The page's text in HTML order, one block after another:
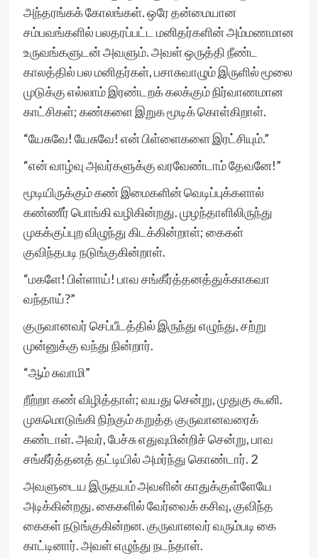
அந்தரங்கக் கோலங்கள். ஒரே தன்மையான
சம்பவங்களில் பலதரப்பட்ட மனிதர்களின் அம்மணமான
உருவங்களுடன் அவளும். அவள் ஒருத்தி நீண்ட
காலத்தில் பல மனிதர்கள், பசாசுவாழும் இருளில் மூலை
முடுக்கு எல்லாம் இரண்டறக் கலக்கும் நிர்வாணமான
காட்சிகள்; கண்களை இறுக மூடிக் கொள்கிறாள்.
“யேசுவே! யேசுவே! என் பிள்ளைகளை இரட்சியும்.”
“என் வாழ்வு அவர்களுக்கு வரவேண்டாம் தேவனே!”
மூடியிருக்கும் கண் இமைகளின் வெடிப்புக்களால்
கண்ணீர் பொங்கி வழிகின்றது. முழந்தாளிலிருந்து
முகக்குப்புற விழுந்து கிடக்கின்றாள்; கைகள்
குவிந்தபடி நடுங்குகின்றாள்.
“மகளே! பிள்ளாய்! பாவ சங்கீர்த்தனத்துக்காகவா
வந்தாய்?”
குருவானவர் செப்பீடத்தில் இருந்து எழுந்து, சற்று
முன்னுக்கு வந்து நின்றார்.
“ஆம் சுவாமி”
றீற்றா கண் விழித்தாள்; வயது சென்று, முதுகு கூனி.
முகமொடுங்கி நிற்கும் கறுத்த குருவானவரைக்
கண்டாள். அவர், பேச்சு எதுவுமின்றிச் சென்று, பாவ
சங்கீர்த்தனத் தட்டியில் அமர்ந்து கொண்டார். 2
அவளுடைய இருதயம் அவளின் காதுக்குள்ளேயே
அடிக்கின்றது. கைகளில் வேர்வைக் கசிவு, குவிந்த
கைகள் நடுங்குகின்றன. குருவானவர் வரும்படி கை
காட்டினார். அவள் எழுந்து நடந்தாள்.